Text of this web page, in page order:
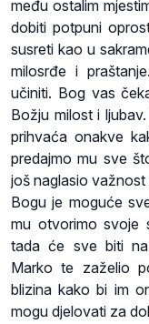
među ostalim
dobiti potpuni
susreti kao u
milosrđe i
učiniti. Bog vas
Božju milost i
prihvaća onakve
predajmo mu sve
još naglasio važnost
Bogu je moguće
mu otvorimo svoje
tada će sve biti na
Marko te zaželio
blizina kako bi im
mogu djelovati za